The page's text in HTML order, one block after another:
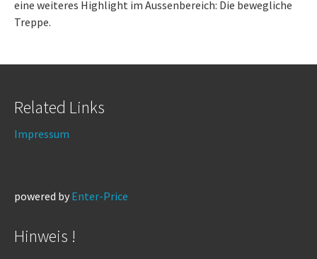
eine weiteres Highlight im Aussenbereich: Die bewegliche
Treppe.
Related Links
Impressum
powered by Enter-Price
Hinweis !